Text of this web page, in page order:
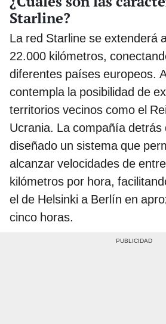
Starline?
La red Starline se extenderá
22.000 kilómetros,
diferentes países europeos.
contempla la posibilidad de
territorios vecinos como el
Ucrania. La compañía detrás
diseñado un sistema que
alcanzar velocidades de
kilómetros por hora,
el de Helsinki a Berlín en
cinco horas.